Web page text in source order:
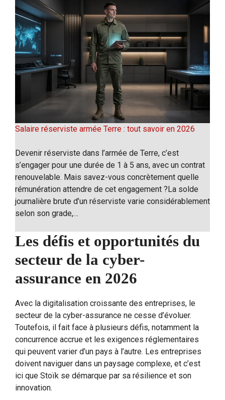
Salaire réserviste armée Terre : tout savoir en 2026
Devenir réserviste dans l’armée de Terre, c’est
s’engager pour une durée de 1 à 5 ans, avec un contrat
renouvelable. Mais savez-vous concrètement quelle
rémunération attendre de cet engagement ?La solde
journalière brute d’un réserviste varie considérablement
selon son grade,…
Les défis et opportunités du
secteur de la cyber-
assurance en 2026
Avec la digitalisation croissante des entreprises, le
secteur de la cyber-assurance ne cesse d’évoluer.
Toutefois, il fait face à plusieurs défis, notamment la
concurrence accrue et les exigences réglementaires
qui peuvent varier d’un pays à l’autre. Les entreprises
doivent naviguer dans un paysage complexe, et c’est
ici que Stoïk se démarque par sa résilience et son
innovation.